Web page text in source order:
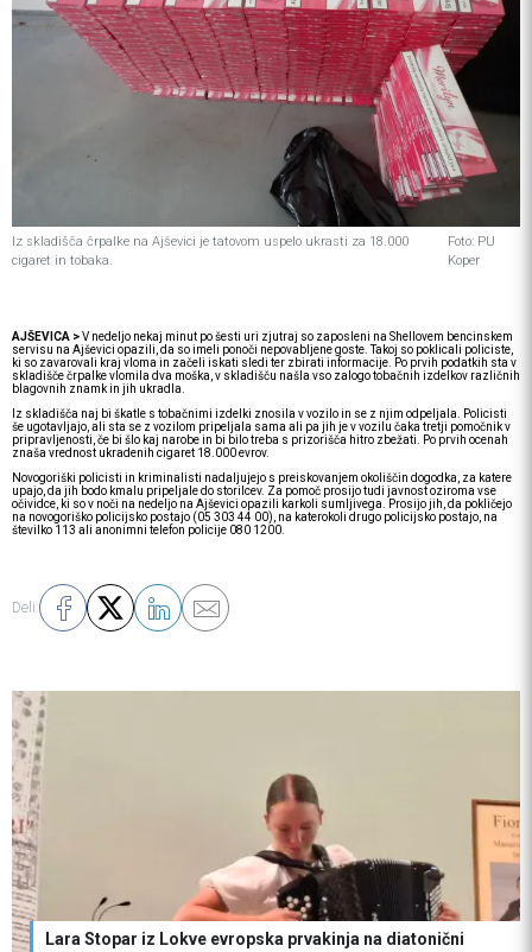
Iz skladišča črpalke na Ajševici je tatovom uspelo ukrasti za 18.000
cigaret in tobaka.
Foto: PU
Koper
AJŠEVICA >V nedeljo nekaj minut po šesti uri zjutraj so zaposleni na Shellovem bencinskem
servisu na Ajševici opazili, da so imeli ponoči nepovabljene goste. Takoj so poklicali policiste,
ki so zavarovali kraj vloma in začeli iskati sledi ter zbirati informacije. Po prvih podatkih sta v
skladišče črpalke vlomila dva moška, v skladišču našla vso zalogo tobačnih izdelkov različnih
blagovnih znamk in jih ukradla.
Iz skladišča naj bi škatle s tobačnimi izdelki znosila v vozilo in se z njim odpeljala. Policisti
še ugotavljajo, ali sta se z vozilom pripeljala sama ali pa jih je v vozilu čaka tretji pomočnik v
pripravljenosti, če bi šlo kaj narobe in bi bilo treba s prizorišča hitro zbežati. Po prvih ocenah
znaša vrednost ukradenih cigaret 18.000 evrov.
Novogoriški policisti in kriminalisti nadaljujejo s preiskovanjem okoliščin dogodka, za katere
upajo, da jih bodo kmalu pripeljale do storilcev. Za pomoč prosijo tudi javnost oziroma vse
očividce, ki so v noči na nedeljo na Ajševici opazili karkoli sumljivega. Prosijo jih, da pokličejo
na novogoriško policijsko postajo (05 303 44 00), na katerokoli drugo policijsko postajo, na
številko 113 ali anonimni telefon policije 080 1200.
Deli:
Lara Stopar iz Lokve evropska prvakinja na diatonični